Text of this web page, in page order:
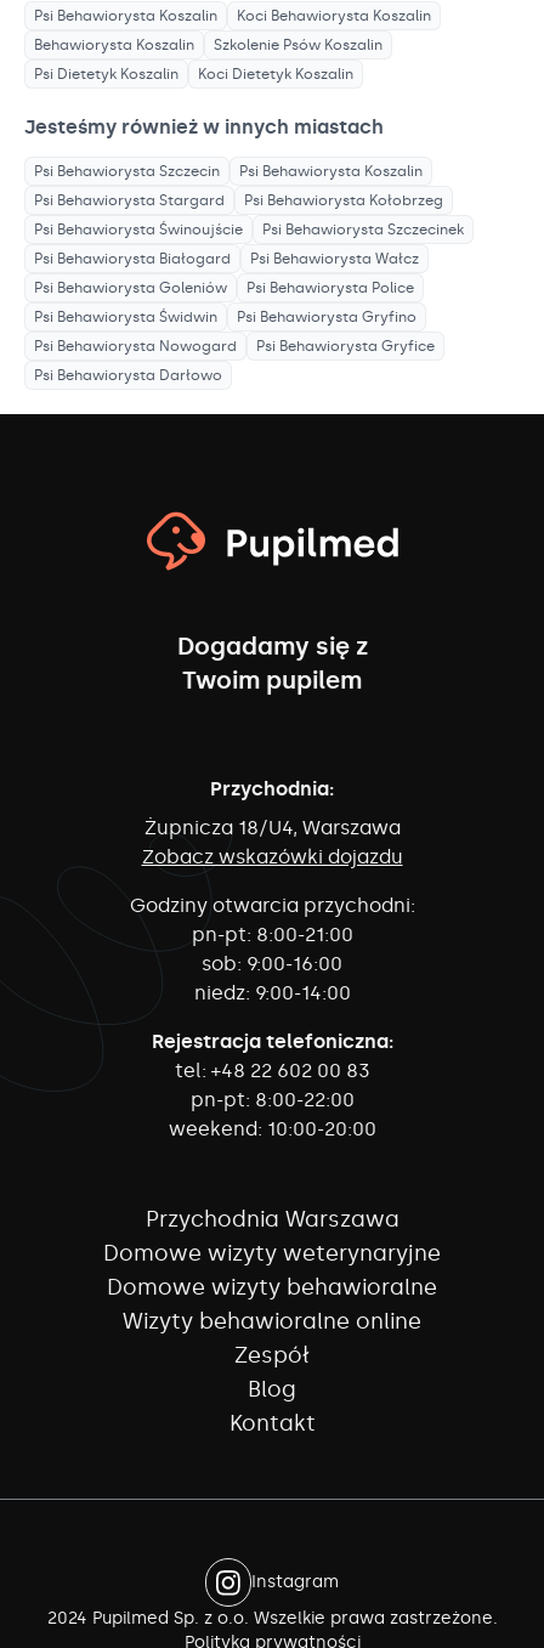
Psi Behawiorysta Koszalin Koci Behawiorysta Koszalin
Behawiorysta Koszalin Szkolenie Psów Koszalin
Psi Dietetyk Koszalin Koci Dietetyk Koszalin
Jesteśmy również w innych miastach
Psi Behawiorysta Szczecin Psi Behawiorysta Koszalin
Psi Behawiorysta Stargard Psi Behawiorysta Kołobrzeg
Psi Behawiorysta Świnoujście Psi Behawiorysta Szczecinek
Psi Behawiorysta Białogard Psi Behawiorysta Wałcz
Psi Behawiorysta Goleniów Psi Behawiorysta Police
Psi Behawiorysta Świdwin Psi Behawiorysta Gryfino
Psi Behawiorysta Nowogard Psi Behawiorysta Gryfice
Psi Behawiorysta Darłowo
Dogadamy się z
Twoim pupilem
Przychodnia:
Żupnicza 18/U4, Warszawa
Zobacz wskazówki dojazdu
Godziny otwarcia przychodni:
pn-pt: 8:00-21:00
sob: 9:00-16:00
niedz: 9:00-14:00
Rejestracja telefoniczna:
tel: +48 22 602 00 83
pn-pt: 8:00-22:00
weekend: 10:00-20:00
Przychodnia Warszawa
Domowe wizyty weterynaryjne
Domowe wizyty behawioralne
Wizyty behawioralne online
Zespół
Blog
Kontakt
Instagram
2024 Pupilmed Sp. z o.o. Wszelkie prawa zastrzeżone.
Polityka prywatności